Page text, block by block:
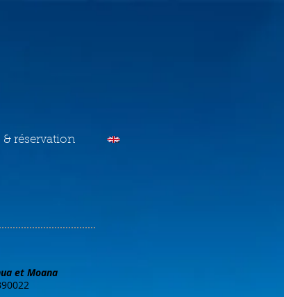
& réservation e
et Moana​